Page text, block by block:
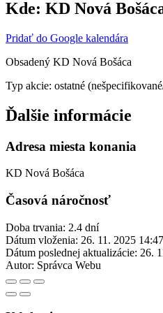
Kde: KD Nová
Pridať do Google kalendára
Obsadený KD Nová Bošáca
Typ akcie: ostatné
Ďalšie informácie
Adresa miesta konania
KD Nová Bošáca
Časová náročnosť
Doba trvania: 2.4 dní
Dátum vloženia: 26. 11. 2025 14:47
Dátum poslednej aktualizácie: 26.
Autor: Správca Webu